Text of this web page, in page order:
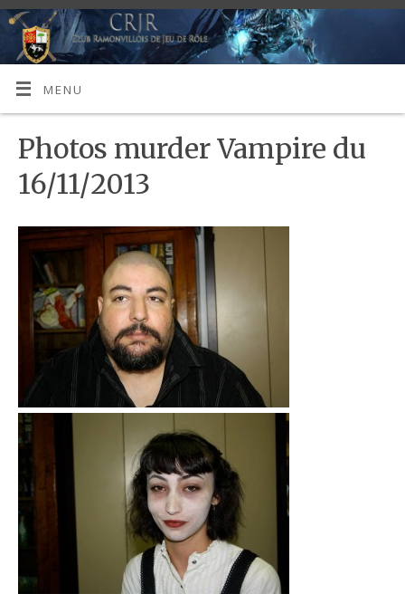
MENU
Photos murder Vampire du
16/11/2013